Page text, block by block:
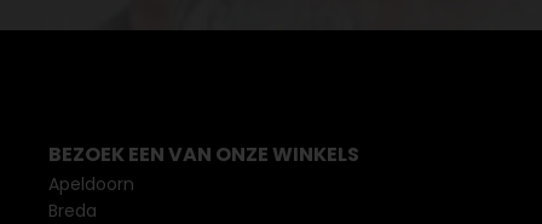
BEZOEK EEN VAN ONZE WINKELS
Apeldoorn
Breda